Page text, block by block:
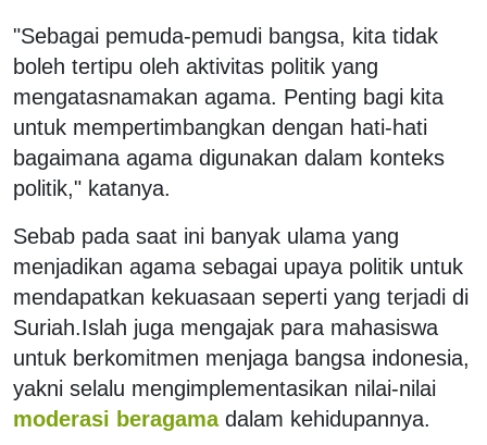
"Sebagai pemuda-pemudi bangsa, kita tidak
boleh tertipu oleh aktivitas politik yang
mengatasnamakan agama. Penting bagi kita
untuk mempertimbangkan dengan hati-hati
bagaimana agama digunakan dalam konteks
politik," katanya.
Sebab pada saat ini banyak ulama yang
menjadikan agama sebagai upaya politik untuk
mendapatkan kekuasaan seperti yang terjadi di
Suriah.Islah juga mengajak para mahasiswa
untuk berkomitmen menjaga bangsa indonesia,
yakni selalu mengimplementasikan nilai-nilai
moderasi beragama dalam kehidupannya.